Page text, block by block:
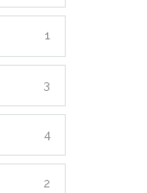
1
3
4
2